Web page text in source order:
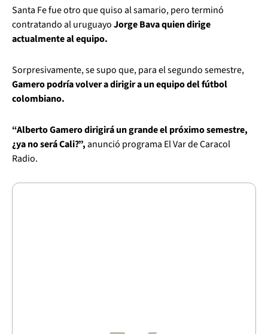
Santa Fe fue otro que quiso al samario, pero terminó
contratando al uruguayoJorge Bava quien dirige
actualmente al equipo.
Sorpresivamente, se supo que, para el segundo semestre,
Gamero podría volver a dirigir a un equipo del fútbol
colombiano.
“Alberto Gamero dirigirá un grande el próximo semestre,
¿ya no será Cali?”,anunció programa El Var de Caracol
Radio.